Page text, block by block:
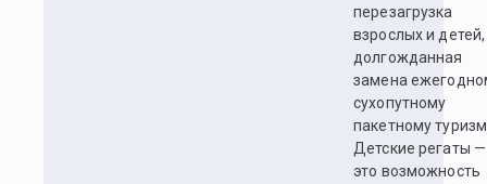
перезагрузка
взрослых и детей,
долгожданная
замена
сухопутному
пакетному
Детские регаты —
это возможность